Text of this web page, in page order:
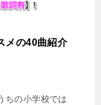
メの40曲紹介
ちの小学校では